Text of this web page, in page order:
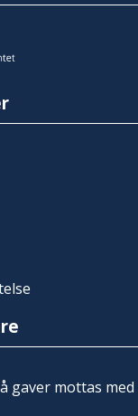
gaver mottas med